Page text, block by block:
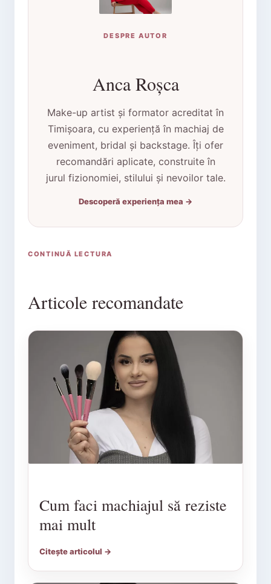
DESPRE AUTOR
Anca Roșca
Make-up artist și formator acreditat în
Timișoara, cu experiență în machiaj de
eveniment, bridal și backstage. Îți ofer
recomandări aplicate, construite în
jurul fizionomiei, stilului și nevoilor tale.
Descoperă experiența mea →
CONTINUĂ LECTURA
Articole recomandate
Cum faci machiajul să reziste
mai mult
Citește articolul →